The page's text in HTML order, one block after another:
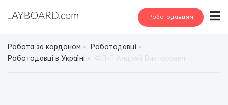
Роботодавцям
Робота за кордоном
Роботодавці
Роботодавці в Україні